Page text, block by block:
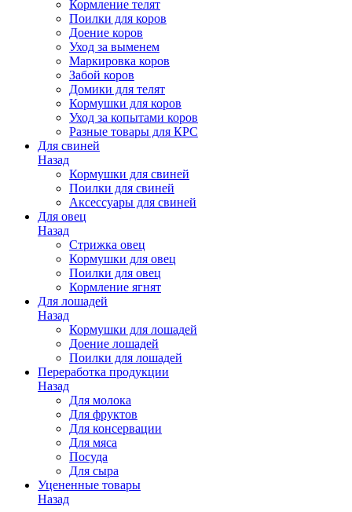
Кормление телят
Поилки для коров
Доение коров
Уход за выменем
Маркировка коров
Забой коров
Домики для телят
Кормушки для коров
Уход за копытами коров
Разные товары для КРС
Для свиней
Назад
Кормушки для свиней
Поилки для свиней
Аксессуары для свиней
Для овец
Назад
Стрижка овец
Кормушки для овец
Поилки для овец
Кормление ягнят
Для лошадей
Назад
Кормушки для лошадей
Доение лошадей
Поилки для лошадей
Переработка продукции
Назад
Для молока
Для фруктов
Для консервации
Для мяса
Посуда
Для сыра
Уцененные товары
Назад